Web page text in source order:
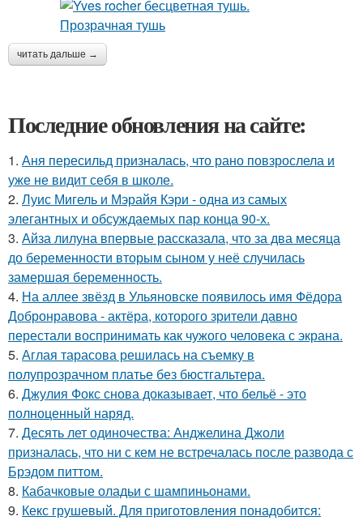
читать дальше →
Последние обновления на сайте:
1. Аня пересильд призналась, что рано повзрослела и
уже не видит себя в школе.
2. Луис Мигель и Мэрайя Кэри - одна из самых
элегантных и обсуждаемых пар конца 90-х.
3. Айза лилуна впервые рассказала, что за два месяца
до беременности вторым сыном у неё случилась
замершая беременность.
4. На аллее звёзд в Ульяновске появилось имя Фёдора
Добронравова - актёра, которого зрители давно
перестали воспринимать как чужого человека с экрана.
5. Аглая тарасова решилась на съемку в
полупрозрачном платье без бюстгальтера.
6. Джулия Фокс снова доказывает, что бельё - это
полноценный наряд.
7. Десять лет одиночества: Анджелина Джоли
призналась, что ни с кем не встречалась после развода с
Брэдом питтом.
8. Кабачковые оладьи с шампиньонами.
9. Кекс грушевый. Для приготовления понадобится: